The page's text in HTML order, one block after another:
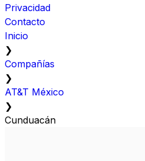
Privacidad
Contacto
Inicio
❯
Compañías
❯
AT&T México
❯
Cunduacán